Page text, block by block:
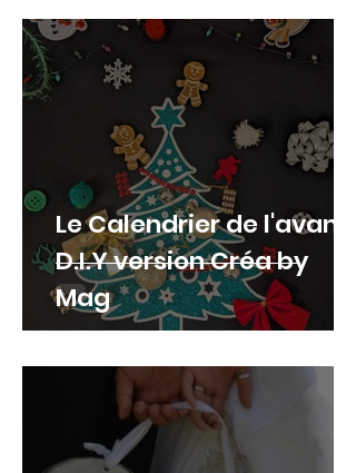
Le Calendrier de l'avant
D.I.Y version Créa by
Mag